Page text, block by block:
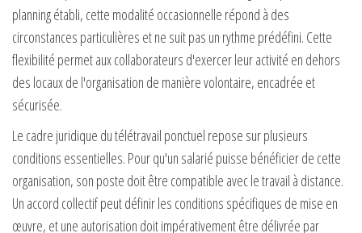
planning établi, cette modalité occasionnelle répond à des
circonstances particulières et ne suit pas un rythme prédéfini. Cette
flexibilité permet aux collaborateurs d'exercer leur activité en dehors
des locaux de l'organisation de manière volontaire, encadrée et
sécurisée.
Le cadre juridique du télétravail ponctuel repose sur plusieurs
conditions essentielles. Pour qu'un salarié puisse bénéficier de cette
organisation, son poste doit être compatible avec le travail à distance.
Un accord collectif peut définir les conditions spécifiques de mise en
œuvre, et une autorisation doit impérativement être délivrée par